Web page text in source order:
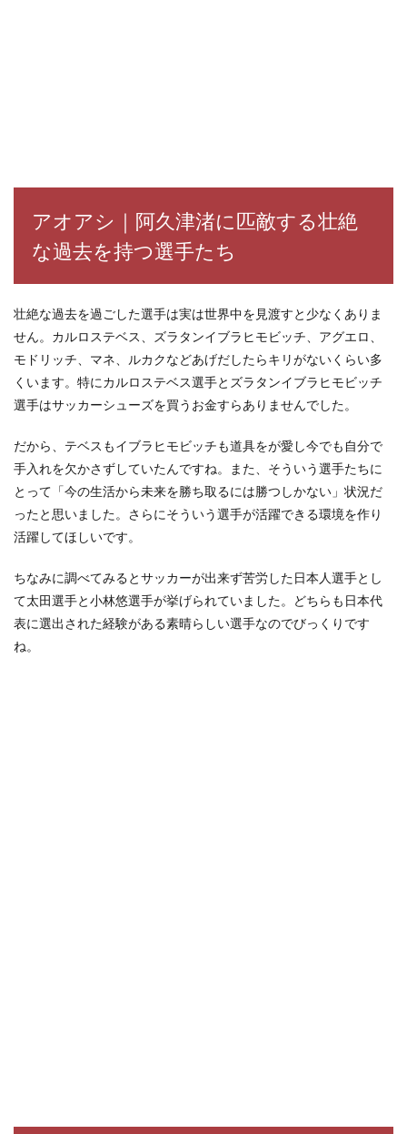
アオアシ｜阿久津渚に匹敵する壮絶
な過去を持つ選手たち
壮絶な過去を過ごした選手は実は世界中を見渡すと少なくありま
せん。カルロステベス、ズラタンイブラヒモビッチ、アグエロ、
モドリッチ、マネ、ルカクなどあげだしたらキリがないくらい多
くいます。 特にカルロステベス選手とズラタンイブラヒモビッチ
選手はサッカーシューズを買うお金すらありませんでした。
だから、テベスもイブラヒモビッチも道具をが愛し今でも自分で
手入れを欠かさずしていたんですね。
また、そういう選手たちに
とって「今の生活から未来を勝ち取るには勝つしかない」状況だ
ったと思いました。さらにそういう選手が活躍できる環境を作り
活躍してほしいです。
ちなみに調べてみるとサッカーが出来ず苦労した日本人選手とし
て太田選手と小林悠選手が挙げられていました。どちらも日本代
表に選出された経験がある素晴らしい選手なのでびっくりです
ね。